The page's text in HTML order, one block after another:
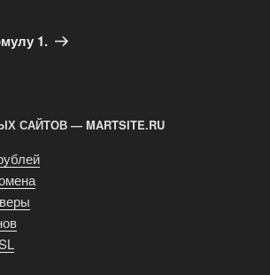
1.
САЙТОВ — MARTSITE.RU